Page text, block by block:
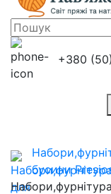
+380
бусини